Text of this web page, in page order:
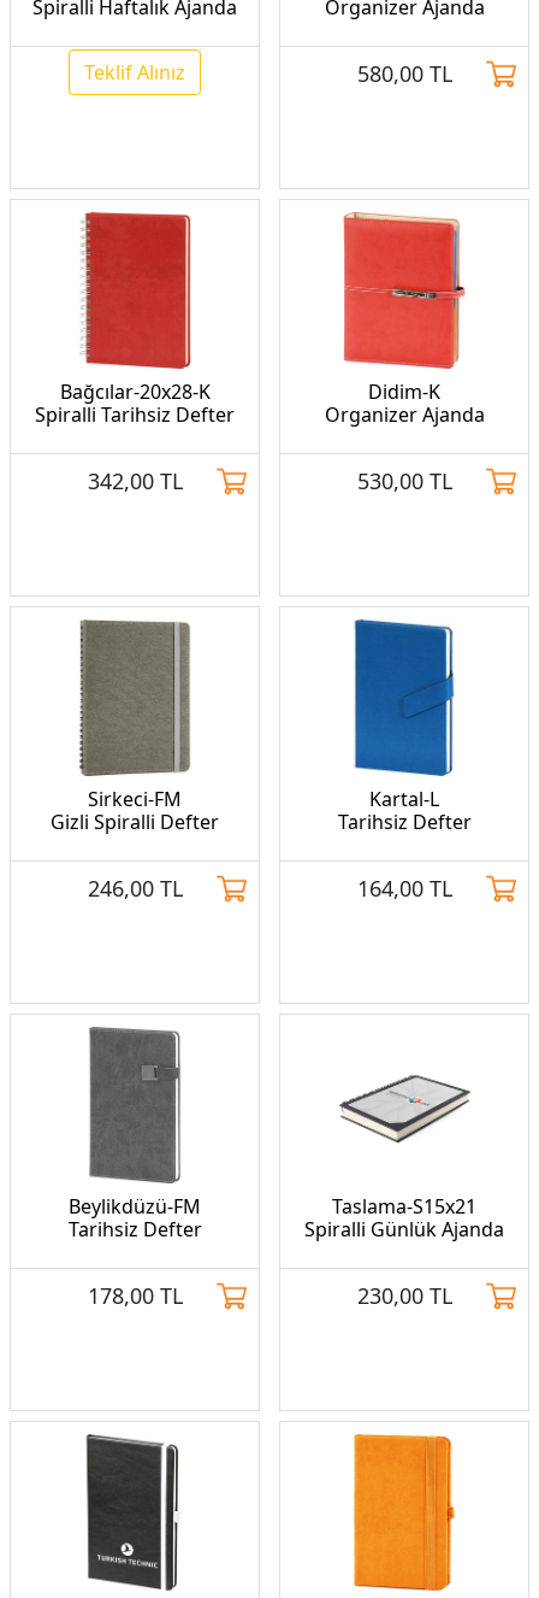
Spiralli Haftalık Ajanda
Teklif Alınız
Organizer Ajanda
580,00 TL
Bağcılar-20x28-K
Spiralli Tarihsiz Defter
342,00 TL
Didim-K
Organizer Ajanda
530,00 TL
Sirkeci-FM
Gizli Spiralli Defter
246,00 TL
Kartal-L
Tarihsiz Defter
164,00 TL
Beylikdüzü-FM
Tarihsiz Defter
178,00 TL
Taslama-S15x21
Spiralli Günlük Ajanda
230,00 TL